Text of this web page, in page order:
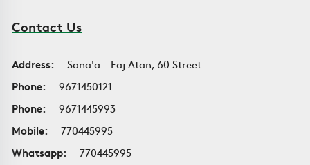
Contact Us
Address:
Sana'a - Faj Atan, 60 Street
Phone:
9671450121
Phone:
9671445993
Mobile:
770445995
Whatsapp:
770445995